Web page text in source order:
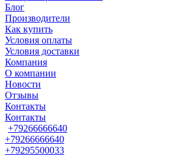
Блог
Производители
Как купить
Условия оплаты
Условия доставки
Компания
О компании
Новости
Отзывы
Контакты
Контакты
+79266666640
+79266666640
+79295500033